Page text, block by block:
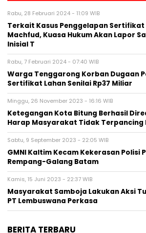
Rabu, 28 Februari 2024 - 11:09 WIB
Terkait Kasus Penggelapan Sertifikat
Machfud, Kuasa Hukum Akan Lapor
Inisial T
Rabu, 7 Februari 2024 - 07:40 WIB
Warga Tenggarong Korban Dugaan
Sertifikat Lahan Senilai Rp37 Miliar
Minggu, 26 November 2023 - 16:16 WIB
Ketegangan Kota Bitung Berhasil
Harap Masyarakat Tidak Terpancing
Sabtu, 9 September 2023 - 22:05 WIB
GMNI Kaltim Kecam Kekerasan Polisi
Rempang-Galang Batam
Kamis, 15 Juni 2023 - 22:37 WIB
Masyarakat Samboja Lakukan Aksi
PT Lembuswana Perkasa
BERITA TERBARU